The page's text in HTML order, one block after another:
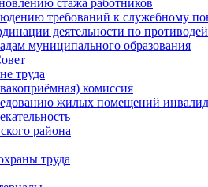
требований к служебному
деятельности по
муниципального образования
труда
комиссия
жилых помещений
района
труда